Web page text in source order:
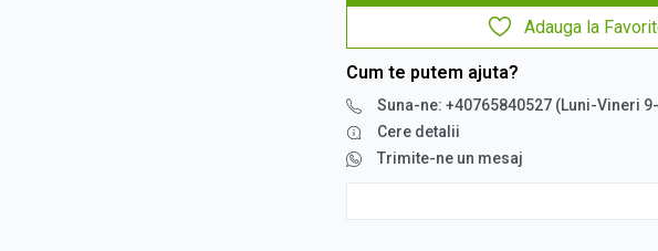
Adauga la
Cum te putem ajuta?
Suna-ne: +40765840527 (Luni-Vineri
Cere detalii
Trimite-ne un mesaj